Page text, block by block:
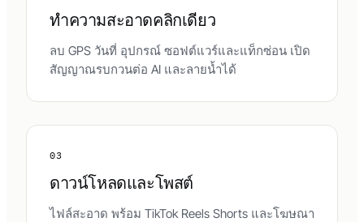
ทำความสะอาดคลิกเดียว
ลบ GPS วันที่ อุปกรณ์ ซอฟต์แวร์และแท็กซ่อน เปิด
สัญญาณรบกวนต่อ AI และลายน้ำได้
03
ดาวน์โหลดและโพสต์
ไฟล์สะอาด พร้อม TikTok Reels Shorts และโฆษณา